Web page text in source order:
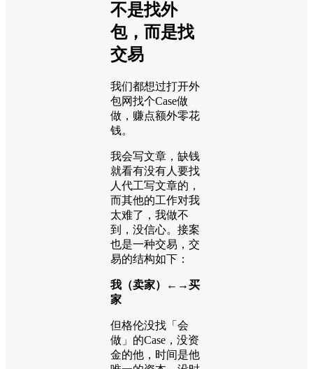
不是找外
包，而是找
交易
我们都想过打开外
包网找个Case做
做，赚点额外零花
钱。
我会写文章，缺钱
就看有没有人要找
人代工写文章的，
而其他的工作对我
太难了，我做不
到，没信心。接案
也是一种交易，交
易的结构如下：
我（卖家）←→买
家
但格伦没找「会
做」的Case，没资
金的他，时间是他